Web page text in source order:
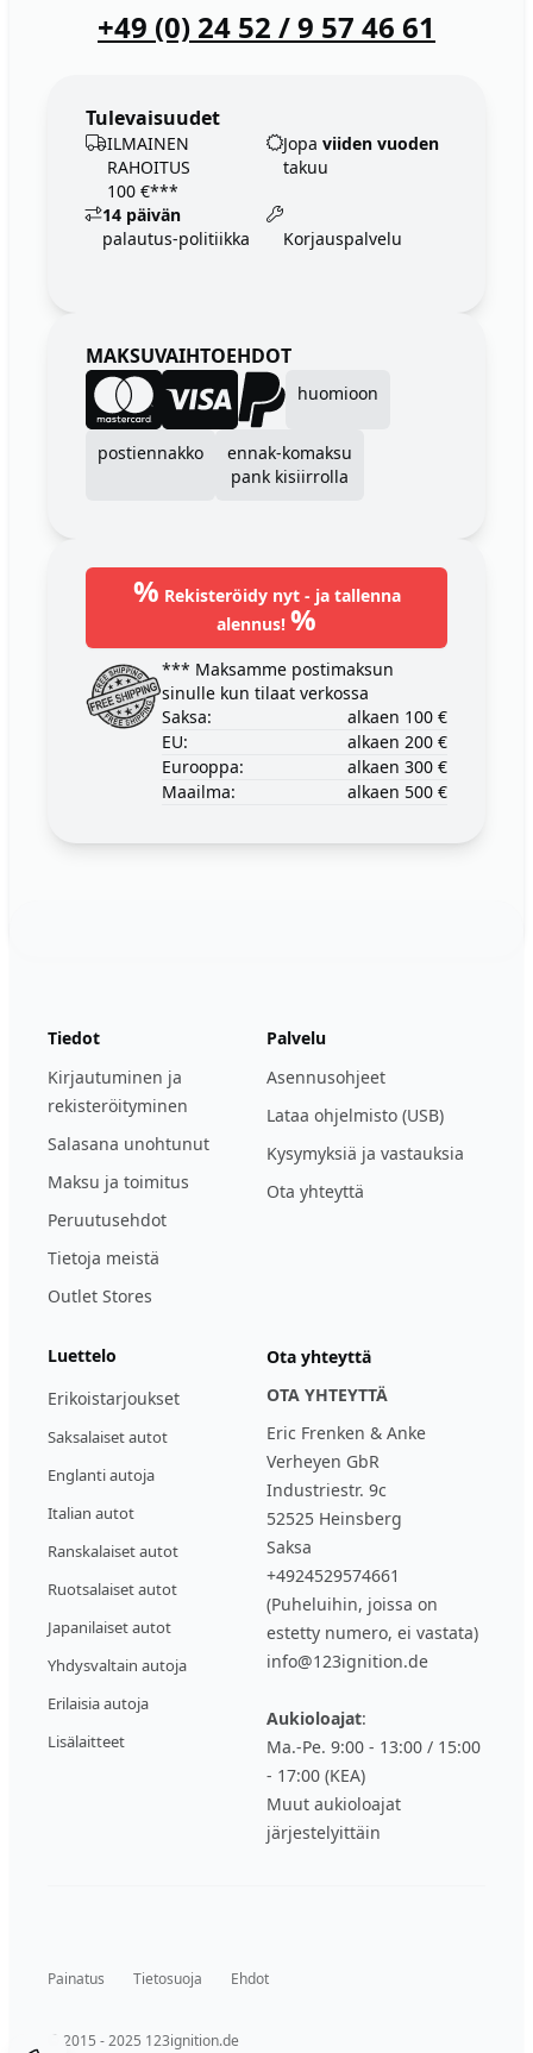
+49 (0) 24 52 / 9 57 46 61
Tulevaisuudet
ILMAINEN
RAHOITUS
100 €***
Jopa viiden vuoden
takuu
14 päivän
palautus-politiikka
Korjauspalvelu
MAKSUVAIHTOEHDOT
huomioon
postiennakko
ennak-komaksu
pank kisiirrolla
% Rekisteröidy nyt - ja tallenna
alennus! %
*** Maksamme postimaksun
sinulle kun tilaat verkossa
Saksa:
alkaen 100 €
EU:
alkaen 200 €
Eurooppa:
alkaen 300 €
Maailma:
alkaen 500 €
Tiedot
Kirjautuminen ja
rekisteröityminen
Salasana unohtunut
Maksu ja toimitus
Peruutusehdot
Tietoja meistä
Outlet Stores
Palvelu
Asennusohjeet
Lataa ohjelmisto (USB)
Kysymyksiä ja vastauksia
Ota yhteyttä
Luettelo
Erikoistarjoukset
Saksalaiset autot
Englanti autoja
Italian autot
Ranskalaiset autot
Ruotsalaiset autot
Japanilaiset autot
Yhdysvaltain autoja
Erilaisia autoja
Lisälaitteet
Ota yhteyttä
OTA YHTEYTTÄ
Eric Frenken & Anke
Verheyen GbR
Industriestr. 9c
52525 Heinsberg
Saksa
+4924529574661
(Puheluihin, joissa on
estetty numero, ei vastata)
info@123ignition.de
Aukioloajat:
Ma.-Pe. 9:00 - 13:00 / 15:00
- 17:00 (KEA)
Muut aukioloajat
järjestelyittäin
Painatus Tietosuoja Ehdot
© 2015 - 2025 123ignition.de